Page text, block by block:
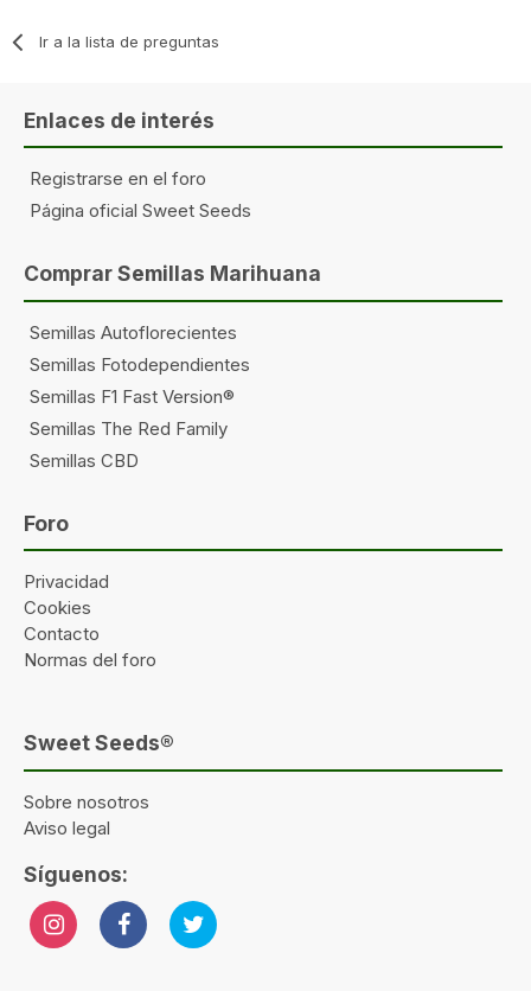
Ir a la lista de preguntas
Enlaces de interés
Registrarse en el foro
Página oficial Sweet Seeds
Comprar Semillas Marihuana
Semillas Autoflorecientes
Semillas Fotodependientes
Semillas F1 Fast Version®
Semillas The Red Family
Semillas CBD
Foro
Privacidad
Cookies
Contacto
Normas del foro
Sweet Seeds®
Sobre nosotros
Aviso legal
Síguenos: